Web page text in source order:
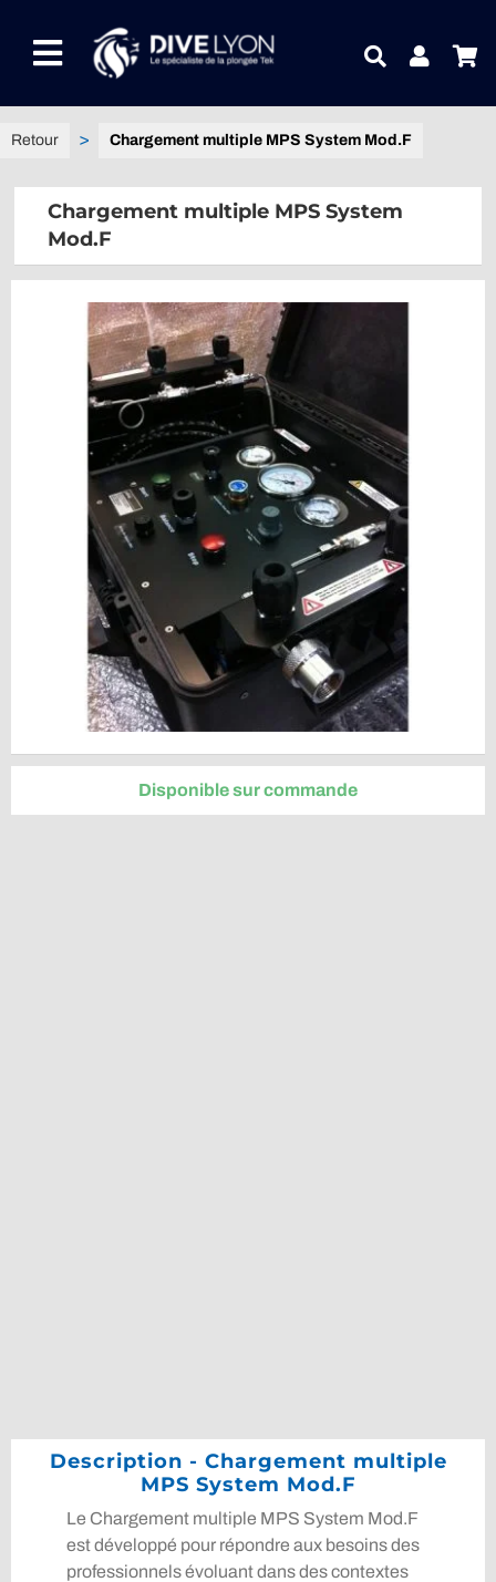
contenuToggle
Navigation
NOTRE UNIVERS PRODUITS
CONTACTEZ-NOUS
IDEES CADEAUX
Guides
Chargement multiple MPS System Mod.F
Chargement multiple MPS System
Mod.F
Disponible sur commande
Description - Chargement multiple
MPS System Mod.F
Le Chargement multiple MPS System Mod.F
est développé pour répondre aux besoins des
professionnels évoluant dans des contextes